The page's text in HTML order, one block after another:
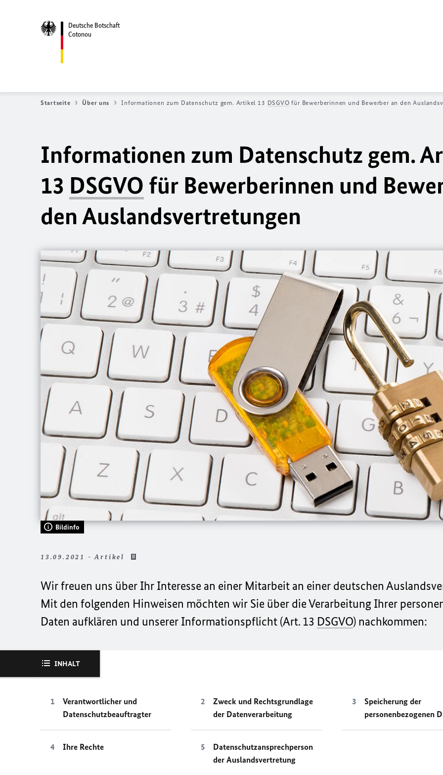
Deutsche Botschaft
Cotonou
Startseite Über uns Informationen zum Datenschutz gem. Artikel 13 DSGVO für Bewerberinnen und Bewerber an den
Informationen zum Datenschutz gem.
13 DSGVO für Bewerberinnen und
den Auslandsvertretungen
Bildinfo
13.09.2021 - Artikel
Wir freuen uns über Ihr Interesse an einer Mitarbeit an einer deutschen
Mit den folgenden Hinweisen möchten wir Sie über die Verarbeitung Ihrer
Daten aufklären und unserer Informationspflicht (Art. 13 DSGVO) nachkommen:
INHALT
Verantwortlicher und
Datenschutzbeauftragter
Zweck und Rechtsgrundlage
der Datenverarbeitung
Speicherung der
personenbezogenen
Ihre Rechte
Datenschutzansprechperson
der Auslandsvertretung